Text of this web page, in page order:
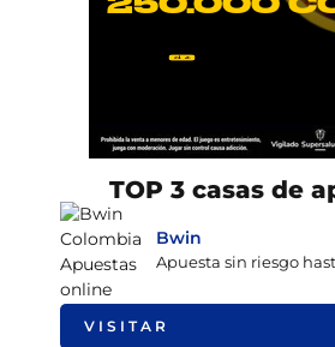
TOP 3 casas de
Bwin
Apuesta sin riesgo
VISITAR